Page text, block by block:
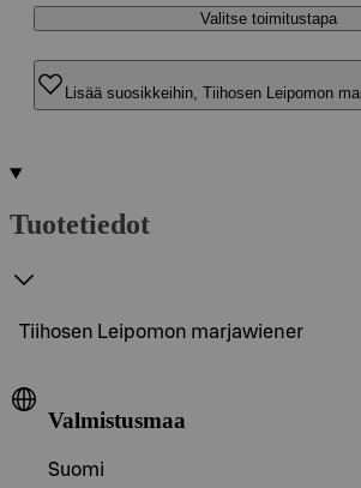
Valitse toimitustapa
Lisää suosikkeihin, Tiihosen Leipomon
Tuotetiedot
Tiihosen Leipomon marjawiener
Valmistusmaa
Suomi